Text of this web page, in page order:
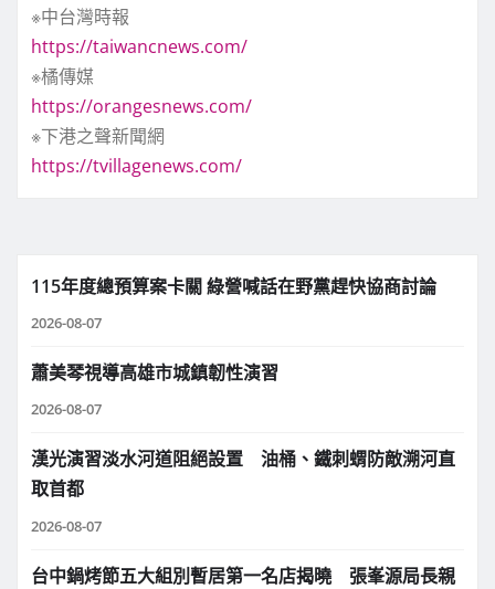
※中台灣時報
https://taiwancnews.com/
※橘傳媒
https://orangesnews.com/
※下港之聲新聞網
https://tvillagenews.com/
115年度總預算案卡關 綠營喊話在野黨趕快協商討論
2026-08-07
蕭美琴視導高雄市城鎮韌性演習
2026-08-07
漢光演習淡水河道阻絕設置 油桶、鐵刺蝟防敵溯河直
取首都
2026-08-07
台中鍋烤節五大組別暫居第一名店揭曉 張峯源局長親